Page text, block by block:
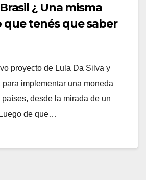
¿ Una misma
que tenés que saber
proyecto de Lula Da Silva y
implementar una moneda
desde la mirada de un
de que…